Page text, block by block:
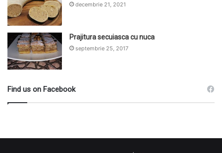
decembrie 21, 2021
Prajitura secuiasca cu nuca
septembrie 25, 2017
Find us on Facebook